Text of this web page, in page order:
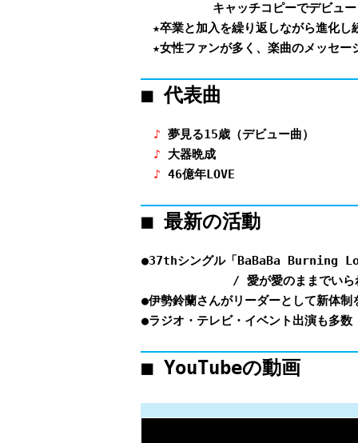
キャッチコピーでデビュー（
★卒業と加入を繰り返しながら進化し
★女性ファンが多く、楽曲のメッセー
■ 代表曲
♪ 夢見る15歳（デビュー曲）
♪ 大器晩成
♪ 46億年LOVE
■ 最新の活動
●37thシングル「BaBaBa Burning
/ 愛が愛のままでいられます
●伊勢鈴蘭さんがリーダーとして新体制
●ラジオ・テレビ・イベント出演も多数
■ YouTubeの動画